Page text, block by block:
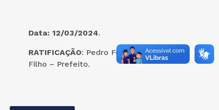
Data: 12/03/2024.
RATIFICAÇÃO: Pedro Ferreira de Farias
Filho – Prefeito.